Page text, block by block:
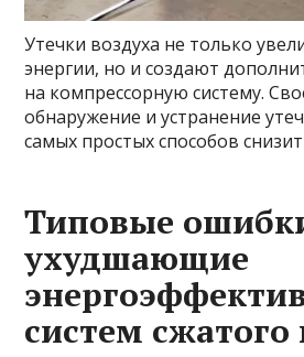
Утечки воздуха не только
энергии, но и создают
на компрессорную систему.
обнаружение и устранение
самых простых способов
Типовые
ухудшающие
систем сжатого